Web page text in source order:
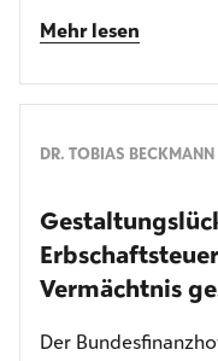
Mehr lesen
DR. TOBIAS BECKMANN
Vermächtnis
Der